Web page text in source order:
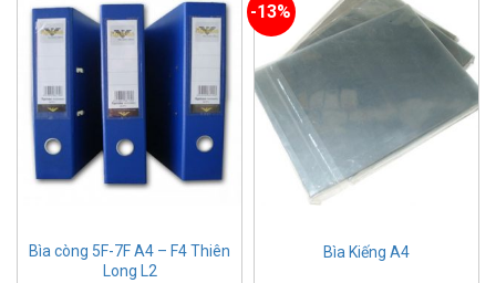
Bìa còng 5F-7F A4 – F4 Thiên
Long L2
-13%
Bìa Kiếng A4